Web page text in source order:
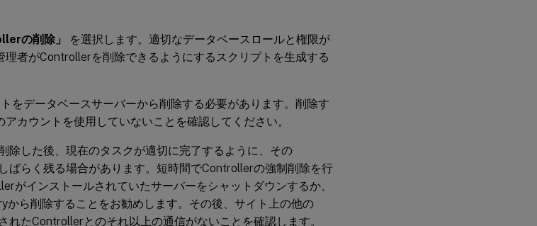
の削除」
を選択します。適切なデータベースロールと権限が
理者がControllerを削除できるようにするスクリプトを生成する
をデータベースサーバーから削除する必要があります。削除す
カウントを使用していないことを確認してください。
除した後、現在のタスクが適切に完了するように、その
ばらく残る場合があります。短時間でControllerの強制削除を行
がインストールされていたサーバーをシャットダウンするか、
ら削除することをお勧めします。その後、サイト上の他の
れたControllerとのそれ以上の通信がないことを確認します。